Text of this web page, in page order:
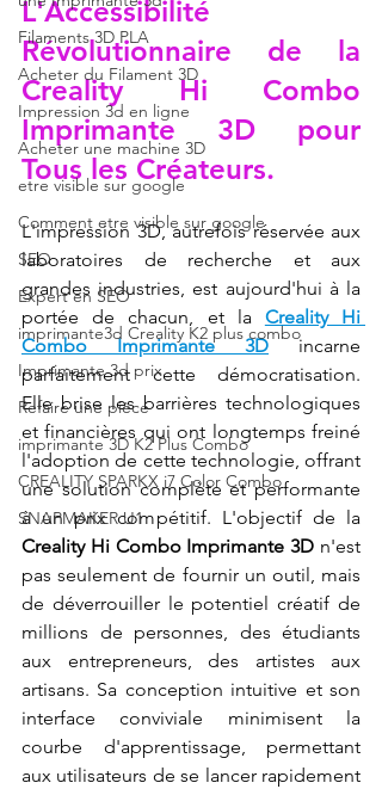
Filaments 3D PLA
Acheter du Filament 3D
Impression 3d en ligne
Acheter une machine 3D
etre visible sur google
Comment etre visible sur google
SEO
Expert en SEO
imprimante3d Creality K2 plus combo
Imprimante 3d prix
Refaire une pièce
imprimante 3D K2 Plus Combo
CREALITY SPARKX i7 Color Combo
SNAPMAKER U1
L'Accessibilité
Révolutionnaire de la
Creality Hi Combo
Imprimante 3D pour
Tous les Créateurs.
L'impression 3D, autrefois réservée aux
laboratoires de recherche et aux
grandes industries, est aujourd'hui à la
portée de chacun, et la Creality Hi
Combo Imprimante 3D incarne
parfaitement cette démocratisation.
Elle brise les barrières technologiques
et financières qui ont longtemps freiné
l'adoption de cette technologie, offrant
une solution complète et performante
Creality Hi Combo Imprimante 3D n'est
pas seulement de fournir un outil, mais
de déverrouiller le potentiel créatif de
millions de personnes, des étudiants
aux entrepreneurs, des artistes aux
artisans. Sa conception intuitive et son
interface conviviale minimisent la
courbe d'apprentissage, permettant
aux utilisateurs de se lancer rapidement